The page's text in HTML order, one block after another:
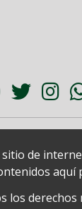
de
aquí
los derechos